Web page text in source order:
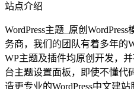
站点介绍
WordPress主题_原创
务商，我们的团队有着多年的
WP主题及插件均原创开发，
台主题设置面板，即使不懂代
造更专业的WordPress中文建站